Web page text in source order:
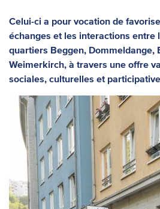
Celui-ci a pour vocation de
échanges et les interactions entre
quartiers Beggen, Dommeldange,
Weimerkirch, à travers une offre
sociales, culturelles et